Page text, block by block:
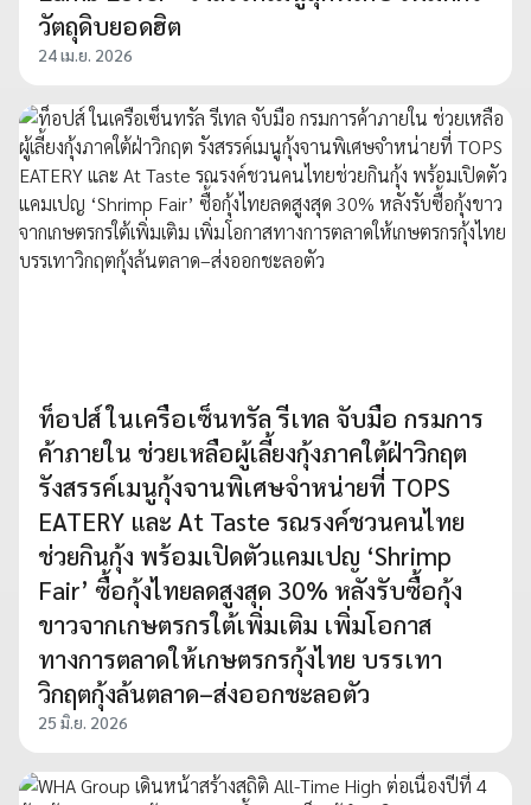
วัตถุดิบยอดฮิต
24 เม.ย. 2026
ท็อปส์ ในเครือเซ็นทรัล รีเทล จับมือ กรมการ
ค้าภายใน ช่วยเหลือผู้เลี้ยงกุ้งภาคใต้ฝ่าวิกฤต
รังสรรค์เมนูกุ้งจานพิเศษจำหน่ายที่ TOPS
EATERY และ At Taste รณรงค์ชวนคนไทย
ช่วยกินกุ้ง พร้อมเปิดตัวแคมเปญ ‘Shrimp
Fair’ ซื้อกุ้งไทยลดสูงสุด 30% หลังรับซื้อกุ้ง
ขาวจากเกษตรกรใต้เพิ่มเติม เพิ่มโอกาส
ทางการตลาดให้เกษตรกรกุ้งไทย บรรเทา
วิกฤตกุ้งล้นตลาด–ส่งออกชะลอตัว
25 มิ.ย. 2026